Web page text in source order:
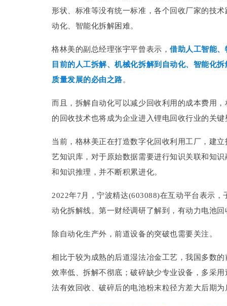
形状、标准等没有统一标准，各个回收厂家的技
动化、智能化拆解困难。
格林美的副总经理张宇平曾表示，借助人工智能
目前的人工拆解、机械化拆解到自动化、智能化
质量发展的必由之路。
而且，拆解自动化可以减少回收利用的成本费用
的回收技术也将成为企业进入锂电回收行业的关键
当前，格林美正在打造数字化回收利用工厂，建
艺知识库，对于原始数据需要进行知识关联和知
和知识推理，并不断积累进化。
2022年7月，宁波精达(603088)在互动平台表示
动化拆解线。第一财经调研了解到，有动力电池
除自动化生产外，前道设备的突破也需要关注。
相比于较为成熟的后道湿法冶金工艺，我国多数
效率低、拆解不彻底；破碎缺少专业设备，多采
法有效回收、破碎后的电池粉末粒径方差大后期